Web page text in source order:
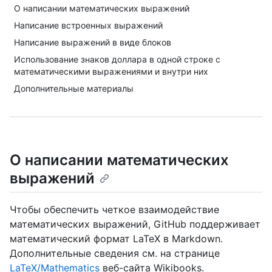
О написании математических выражений
Написание встроенных выражений
Написание выражений в виде блоков
Использование знаков доллара в одной строке с
математическими выражениями и внутри них
Дополнительные материалы
О написании математических
выражений
Чтобы обеспечить четкое взаимодействие
математических выражений, GitHub поддерживает
математический формат LaTeX в Markdown.
Дополнительные сведения см. на странице
LaTeX/Mathematics веб-сайта Wikibooks.